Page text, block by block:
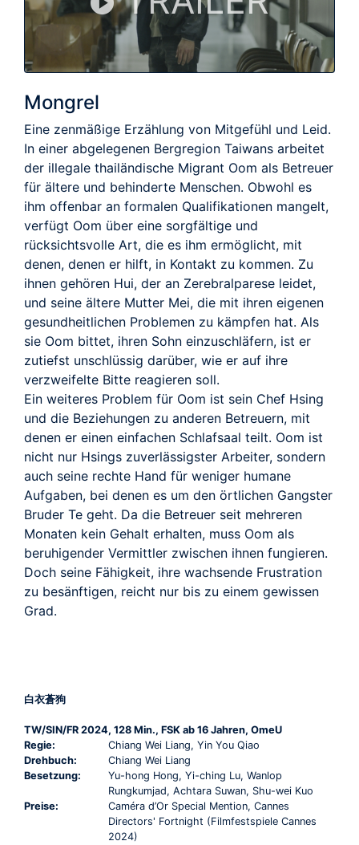
Mongrel
Eine zenmäßige Erzählung von Mitgefühl und Leid.
In einer abgelegenen Bergregion Taiwans arbeitet
der illegale thailändische Migrant Oom als Betreuer
für ältere und behinderte Menschen. Obwohl es
ihm offenbar an formalen Qualifikationen mangelt,
verfügt Oom über eine sorgfältige und
rücksichtsvolle Art, die es ihm ermöglicht, mit
denen, denen er hilft, in Kontakt zu kommen. Zu
ihnen gehören Hui, der an Zerebralparese leidet,
und seine ältere Mutter Mei, die mit ihren eigenen
gesundheitlichen Problemen zu kämpfen hat. Als
sie Oom bittet, ihren Sohn einzuschläfern, ist er
zutiefst unschlüssig darüber, wie er auf ihre
verzweifelte Bitte reagieren soll.
Ein weiteres Problem für Oom ist sein Chef Hsing
und die Beziehungen zu anderen Betreuern, mit
denen er einen einfachen Schlafsaal teilt. Oom ist
nicht nur Hsings zuverlässigster Arbeiter, sondern
auch seine rechte Hand für weniger humane
Aufgaben, bei denen es um den örtlichen Gangster
Bruder Te geht. Da die Betreuer seit mehreren
Monaten kein Gehalt erhalten, muss Oom als
beruhigender Vermittler zwischen ihnen fungieren.
Doch seine Fähigkeit, ihre wachsende Frustration
zu besänftigen, reicht nur bis zu einem gewissen
Grad.
白衣蒼狗
TW/SIN/FR 2024, 128 Min., FSK ab 16 Jahren, OmeU
Regie:
Chiang Wei Liang, Yin You Qiao
Drehbuch:
Chiang Wei Liang
Besetzung:
Yu-hong Hong, Yi-ching Lu, Wanlop
Rungkumjad, Achtara Suwan, Shu-wei Kuo
Preise:
Caméra d’Or Special Mention, Cannes
Directors' Fortnight (Filmfestspiele Cannes
2024)